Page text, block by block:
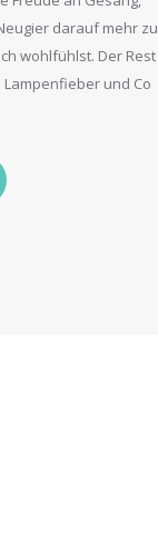
darauf mehr zu
wohlfühlst. Der Rest
und Co